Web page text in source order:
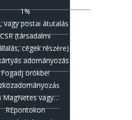
1%
vagy postai átutalás
CSR (társadalmi
cégek részére)
adományozás
Fogadj örökbe!
MagNetes vagy…
REpontokon